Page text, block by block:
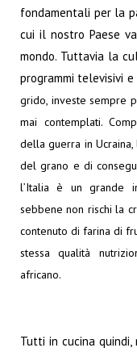
fondamentali per la
cui il nostro Paese
mondo. Tuttavia la
programmi televisivi
grido, investe sempre
mai contemplati.
della guerra in
del grano e di
l’Italia è un grande
sebbene non rischi la
contenuto di farina di
stessa qualità
africano.
Tutti in cucina